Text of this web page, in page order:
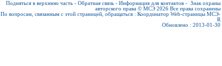
Подняться в верхнюю часть - Обратная связь - Информация для контактов - Знак охраны
авторского права © МСЭ 2026 Все права сохранены
По вопросам, связанным с этой страницей, обращаться : Координатор Web-страницы МСЭ-
R
Обновлено : 2013-01-30